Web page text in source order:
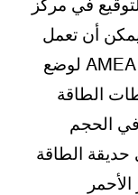
2026 ، حفل التوقيع في مركز
أن تعمل
مع الإمارات العربية المتحدة الطاقة AMEA لوضع
الطاقة
جيجاوات في الحجم
حديقة الطاقة